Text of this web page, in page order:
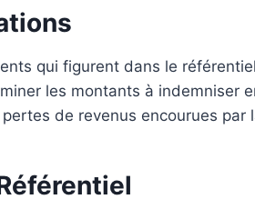
qui figurent dans le
les montants à indemniser
de revenus encourues par